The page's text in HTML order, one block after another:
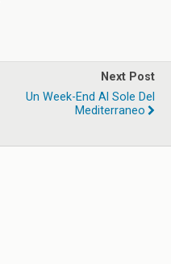
Next Post
Un Week-End Al Sole Del
Mediterraneo